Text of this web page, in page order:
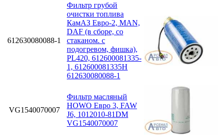
612630080088-1
Фильтр грубой
очистки топлива
КамАЗ Евро-2, MAN,
DAF (в сборе, со
стаканом. с
подогревом, фишка),
PL420, 612600081335-
1, 612600081335H
612630080088-1
VG1540070007
Фильтр масляный
HOWO Евро 3, FAW
J6, 1012010-81DM
VG1540070007